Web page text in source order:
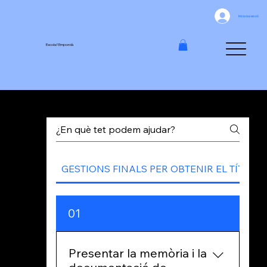
Escola l'Empordà
Inicia la sessió
GESTIONS FINALS PER OBTENIR EL TÍTOL
01
Presentar la memòria i la